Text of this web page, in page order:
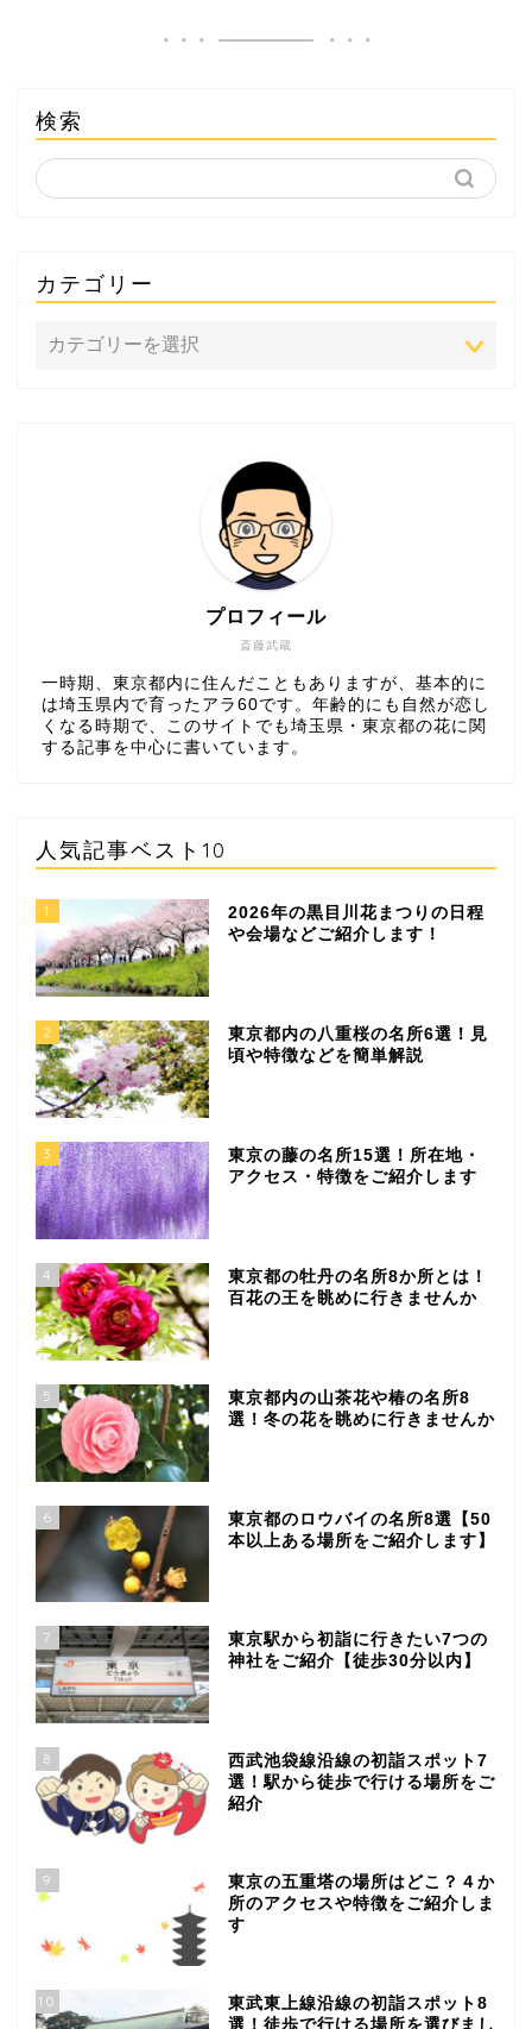
検索
カテゴリー
斎藤武蔵
プロフィール
一時期、東京都内に住んだこともありますが、基本的に
は埼玉県内で育ったアラ60です。年齢的にも自然が恋し
くなる時期で、このサイトでも埼玉県・東京都の花に関
する記事を中心に書いています。
人気記事ベスト10
1
2026年の黒目川花まつりの日程
や会場などご紹介します！
2
東京都内の八重桜の名所6選！見
頃や特徴などを簡単解説
3
東京の藤の名所15選！所在地・
アクセス・特徴をご紹介します
4
東京都の牡丹の名所8か所とは！
百花の王を眺めに行きませんか
5
東京都内の山茶花や椿の名所8
選！冬の花を眺めに行きませんか
6
東京都のロウバイの名所8選【50
本以上ある場所をご紹介します】
7
東京駅から初詣に行きたい7つの
神社をご紹介【徒歩30分以内】
8
西武池袋線沿線の初詣スポット7
選！駅から徒歩で行ける場所をご
紹介
9
東京の五重塔の場所はどこ？４か
所のアクセスや特徴をご紹介しま
す
10
東武東上線沿線の初詣スポット8
選！徒歩で行ける場所を選びまし